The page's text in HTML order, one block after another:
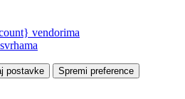
vendorima
postavke Spremi preference